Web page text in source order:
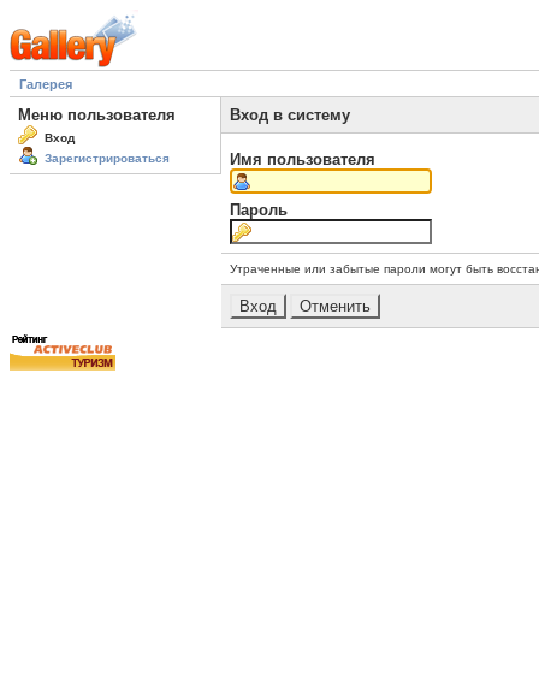
Галерея
Меню пользователя
Вход
Зарегистрироваться
Вход в систему
Имя пользователя
Пароль
Утраченные или забытые пароли могут быть